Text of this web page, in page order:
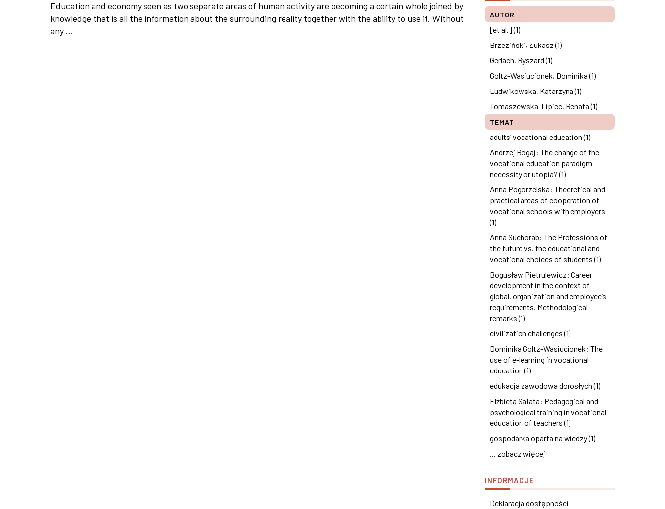
Education and economy seen as two separate areas of human activity are becoming a certain whole joined by
knowledge that is all the information about the surrounding reality together with the ability to use it. Without
any ...
AUTOR
[et al.] (1)
Brzeziński, Łukasz (1)
Gerlach, Ryszard (1)
Goltz-Wasiucionek, Dominika (1)
Ludwikowska, Katarzyna (1)
Tomaszewska-Lipiec, Renata (1)
TEMAT
adults’ vocational education (1)
Andrzej Bogaj: The change of the
vocational education paradigm -
necessity or utopia? (1)
Anna Pogorzelska: Theoretical and
practical areas of cooperation of
vocational schools with employers
(1)
Anna Suchorab: The Professions of
the future vs. the educational and
vocational choices of students (1)
Bogusław Pietrulewicz: Career
development in the context of
global, organization and employee’s
requirements. Methodological
remarks (1)
civilization challenges (1)
Dominika Goltz-Wasiucionek: The
use of e-learning in vocational
education (1)
edukacja zawodowa dorosłych (1)
Elżbieta Sałata: Pedagogical and
psychological training in vocational
education of teachers (1)
gospodarka oparta na wiedzy (1)
... zobacz więcej
INFORMACJE
Deklaracja dostępności